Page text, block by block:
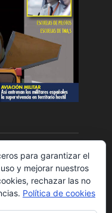
para garantizar el
y mejorar nuestros
rechazar las no
Política de cookies